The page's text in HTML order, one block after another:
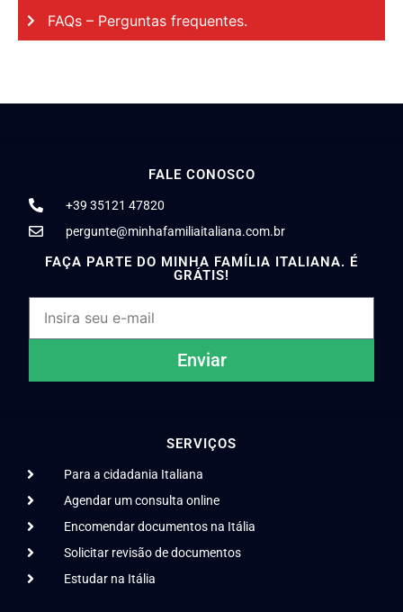
FAQs – Perguntas frequentes.
SERVIÇOS
Para a cidadania Italiana
Agendar um consulta online
Encomendar documentos na Itália
Solicitar revisão de documentos
Estudar na Itália
FALE CONOSCO
+39 35121 47820
pergunte@minhafamiliaitaliana.com.br
FAÇA PARTE DO MINHA FAMÍLIA ITALIANA. É
GRÁTIS!
Enviar